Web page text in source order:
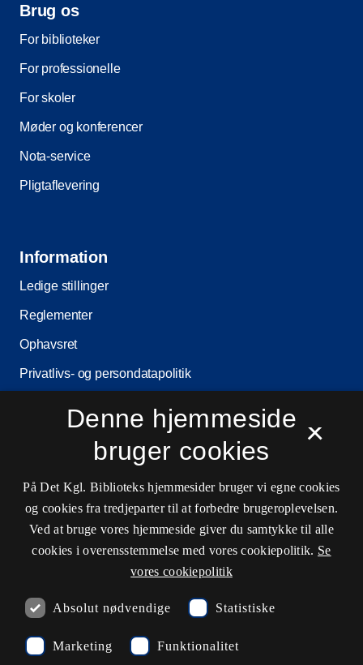
Brug os
For biblioteker
For professionelle
For skoler
Møder og konferencer
Nota-service
Pligtaflevering
Information
Ledige stillinger
Reglementer
Ophavsret
Privatlivs- og persondatapolitik
Driftsstatus
Cookieindstillinger
Kontaktinformationer
Åbningstider
×
Denne hjemmeside
bruger cookies
På Det Kgl. Biblioteks hjemmesider bruger vi egne cookies
og cookies fra tredjeparter til at forbedre brugeroplevelsen.
Ved at bruge vores hjemmeside giver du samtykke til alle
cookies i overensstemmelse med vores cookiepolitik. Se
vores cookiepolitik
Absolut nødvendige Statistiske
Marketing Funktionalitet